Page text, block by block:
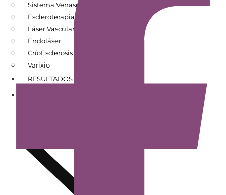
Sistema Venaseal
Escleroterapia
Láser Vascular
Endoláser
CríoEsclerosis
Varixio
RESULTADOS DE PACIENTES